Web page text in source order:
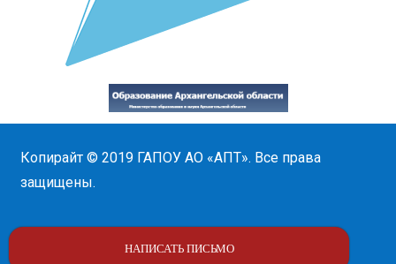
Копирайт © 2019 ГАПОУ АО «АПТ». Все права
защищены.
НАПИСАТЬ ПИСЬМО